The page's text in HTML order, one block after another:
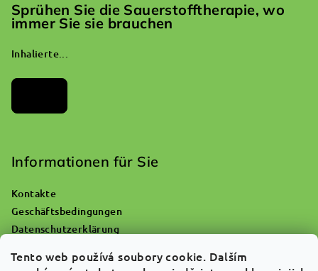
Tento web používá soubory cookie. Dalším
Sprühen Sie die Sauerstofftherapie, wo
immer Sie sie brauchen
Inhalierte...
Informationen für Sie
Kontakte
Geschäftsbedingungen
Datenschutzerklärung
Reklamationen und Warenrückgabe